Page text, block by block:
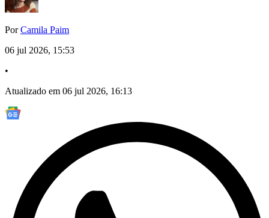
PorCamila Paim
06 jul 2026, 15:53
•
Atualizado em 06 jul 2026, 16:13